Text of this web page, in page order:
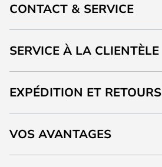
CONTACT & SERVICE
SERVICE À LA CLIENTÈLE
EXPÉDITION ET RETOURS
VOS AVANTAGES